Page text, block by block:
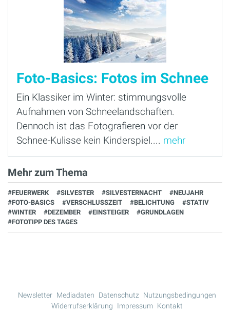
Foto-Basics: Fotos im Schnee
Ein Klassiker im Winter: stimmungsvolle
Aufnahmen von Schneelandschaften.
Dennoch ist das Fotografieren vor der
Schnee-Kulisse kein Kinderspiel.... mehr
Mehr zum Thema
#FEUERWERK #SILVESTER #SILVESTERNACHT
#NEUJAHR
#FOTO-BASICS
#VERSCHLUSSZEIT #BELICHTUNG
#STATIV
#WINTER
#DEZEMBER #EINSTEIGER
#GRUNDLAGEN
#FOTOTIPP DES TAGES
Newsletter Mediadaten Datenschutz Nutzungsbedingungen
Widerrufserklärung
Impressum Kontakt